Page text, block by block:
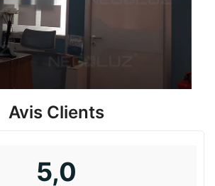
Avis Clients
5,0